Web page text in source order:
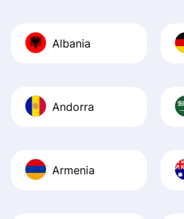
Albania
Andorra
Armenia